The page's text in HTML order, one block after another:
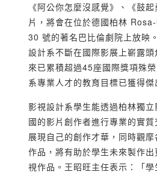
《阿公你怎麼沒感覺》、《鼓
片，將會在位於德國柏林
30 號的著名巴比倫劇院上放映
設計系不斷在國際影展上嶄露
來已累積超過45座國際獎項殊
系專業人才的教育目標已獲得傑
影視設計系學生能透過柏林獨
國的影片創作者進行專業的實
展現自己的創作才華，同時觀
作品，將有助於學生未來製作
視作品。王昭旺主任表示：「